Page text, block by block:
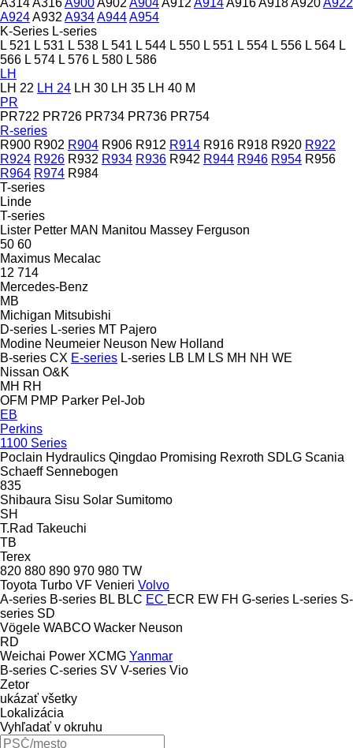
A924A932 A934A944A954
K-Series L-series
L 521 L 531 L 538 L 541 L 544 L 550 L 551 L 554 L 556 L 564 L
566 L 574 L 576 L 580 L 586
LH
LH 22 LH 24 LH 30 LH 35 LH 40 M
PR
PR722 PR726 PR734 PR736 PR754
R-series
R900 R902 R904 R906 R912 R914 R916 R918 R920 R922
R924 R926 R932 R934 R936 R942 R944 R946 R954 R956
R964 R974 R984
T-series
Linde
T-series
Lister Petter MAN Manitou Massey Ferguson
50 60
Maximus Mecalac
12 714
Mercedes-Benz
MB
Michigan Mitsubishi
D-series L-series MT Pajero
Modine Neumeier Neuson New Holland
B-series CX E-series L-series LB LM LS MH NH WE
Nissan O&K
MH RH
OFM PMP Parker Pel-Job
EB
Perkins
1100 Series
Poclain Hydraulics Qingdao Promising Rexroth SDLG Scania
Schaeff Sennebogen
835
Shibaura Sisu Solar Sumitomo
SH
T.Rad Takeuchi
TB
Terex
820 880 890 970 980 TW
Toyota Turbo VF Venieri Volvo
A-series B-series BL BLC EC ECR EW FH G-series L-series S-
series SD
Vögele WABCO Wacker Neuson
RD
Weichai Power XCMG Yanmar
B-series C-series SV V-series Vio
Zetor
ukázať všetky
Lokalizácia
Vyhľadať v okruhu